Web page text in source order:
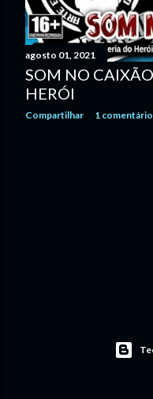
g
e
n
s
agosto 01, 2021
SOM NO
HERÓI
Compartilhar 1 comentário